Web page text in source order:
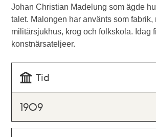
Johan Christian Madelung som ägde
talet. Malongen har använts som fabrik,
militärsjukhus, krog och folkskola. Idag
konstnärsateljeer.
Tid
1909